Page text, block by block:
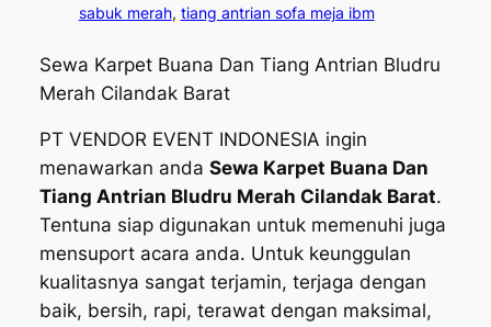
sabuk merah, tiang antrian sofa meja ibm
Sewa Karpet Buana Dan Tiang Antrian Bludru
Merah Cilandak Barat
PT VENDOR EVENT INDONESIA ingin
menawarkan anda Sewa Karpet Buana Dan
Tiang Antrian Bludru Merah Cilandak Barat.
Tentuna siap digunakan untuk memenuhi juga
mensuport acara anda. Untuk keunggulan
kualitasnya sangat terjamin, terjaga dengan
baik, bersih, rapi, terawat dengan maksimal,